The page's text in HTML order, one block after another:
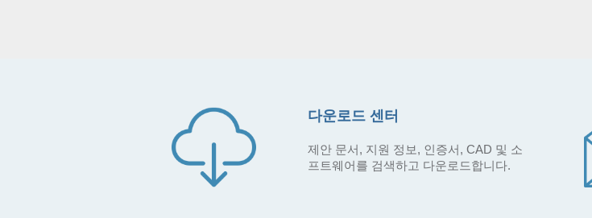
다운로드 센터
제안 문서, 지원 정보, 인증서, CAD 및 소
프트웨어를 검색하고 다운로드합니다.